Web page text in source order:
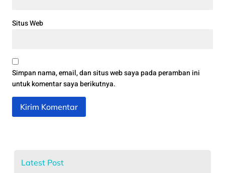
Situs Web
Simpan nama, email, dan situs web saya pada peramban ini
untuk komentar saya berikutnya.
Latest Post